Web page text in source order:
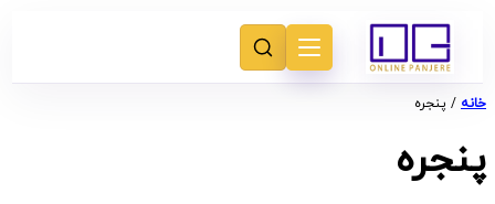
خانه / پنجره
پنجره